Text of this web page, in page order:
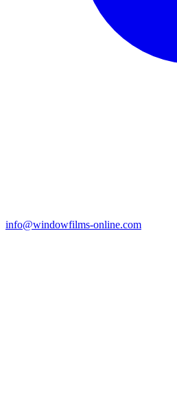
info@windowfilms-online.com